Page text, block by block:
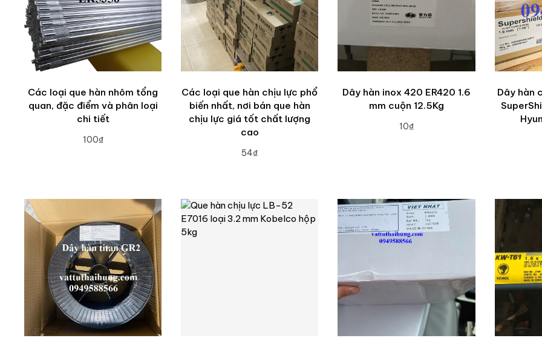
Các loại que hàn nhôm tổng
quan, đặc điểm và phân loại
chi tiết
100₫
Các loại que hàn chịu lực phổ
biến nhất, nơi bán que hàn
chịu lực giá tốt chất lượng
cao
54₫
Dây hàn inox 420 ER420 1.6
mm cuộn 12.5Kg
10₫
Dây hàn